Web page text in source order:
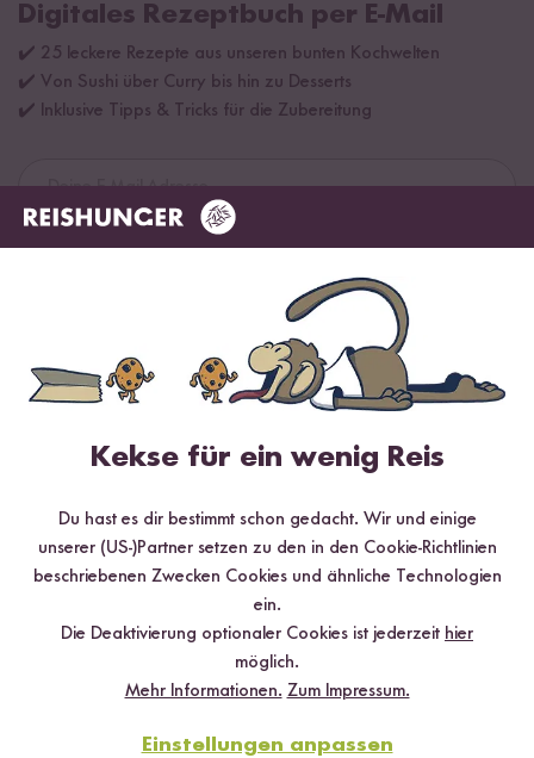
Digitales Rezeptbuch per E-Mail
✔️ 25 leckere Rezepte aus unseren bunten Kochwelten
✔️ Von Sushi über Curry bis hin zu Desserts
✔️ Inklusive Tipps & Tricks für die Zubereitung
*Das Digitale Rezeptbuch wird dir nach vollständiger Anmeldung zum Newsletter
Mehr Rezepte mit Rote Thai Curry
TOP #12 LIEBLING
Kekse für ein wenig Reis
Du hast es dir bestimmt schon gedacht. Wir und einige
unserer (US-)Partner setzen zu den in den Cookie-Richtlinien
beschriebenen Zwecken Cookies und ähnliche Technologien
ein.
Die Deaktivierung optionaler Cookies ist jederzeit hier
möglich.
Mehr Informationen. Zum Impressum.
Einstellungen anpassen